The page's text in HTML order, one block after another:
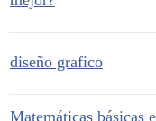
diseño grafico
Matemáticas básicas